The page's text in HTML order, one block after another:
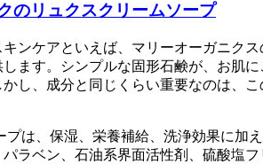
のリュクスクリームソープ
ンケアといえば、マリーオーガニク
ます。シンプルな固形石鹸が、お肌
し、成分と同じくらい重要なのは、
プは、保湿、栄養補給、洗浄効果に加
ラベン、石油系界面活性剤、硫酸塩